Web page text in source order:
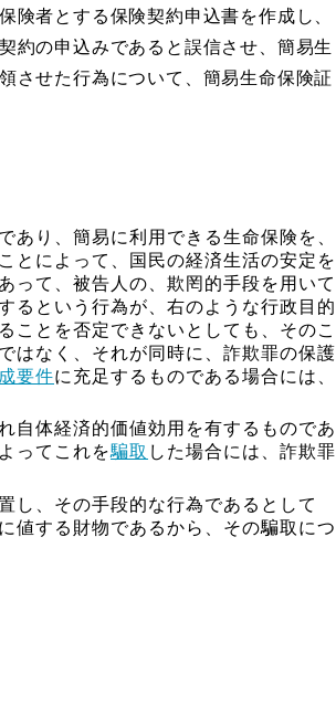
険者とする保険契約申込書を作成し、
約の申込みであると誤信させ、簡易生
させた行為について、簡易生命保険証
あり、簡易に利用できる生命保険を、
とによって、国民の経済生活の安定を
って、被告人の、欺罔的手段を用いて
るという行為が、右のような行政目的
ことを否定できないとしても、そのこ
はなく、それが同時に、詐欺罪の保護
要件に充足するものである場合には、
自体経済的価値効用を有するものであ
ってこれを騙取 した場合には、詐欺罪
し、その手段的な行為であるとして
値する財物であるから、その騙取につ